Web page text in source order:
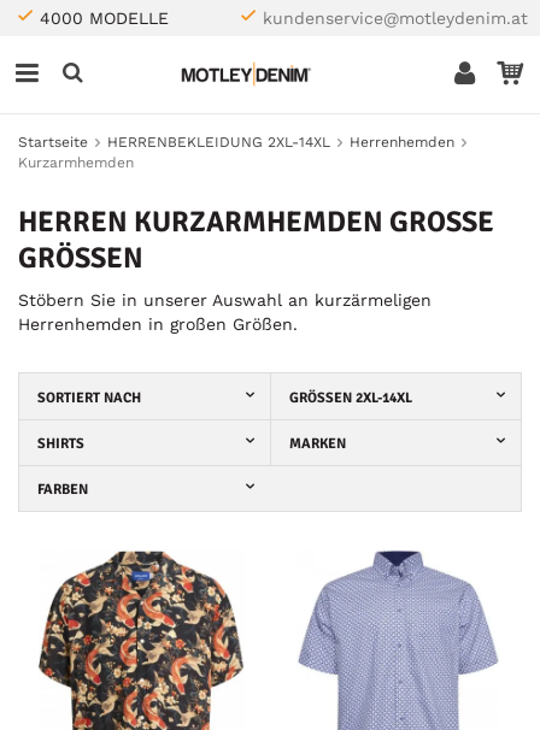
4000 MODELLE kundenservice@motleydenim.at
Startseite HERRENBEKLEIDUNG 2XL-14XL
Herrenhemden
Kurzarmhemden
HERREN KURZARMHEMDEN GROSSE G
RÖSSEN
Stöbern Sie in unserer Auswahl an kurzärmeligen
Herrenhemden in großen Größen.
SORTIERT NACH GRÖSSEN 2XL-14XL
SHIRTS MARKEN
FARBEN